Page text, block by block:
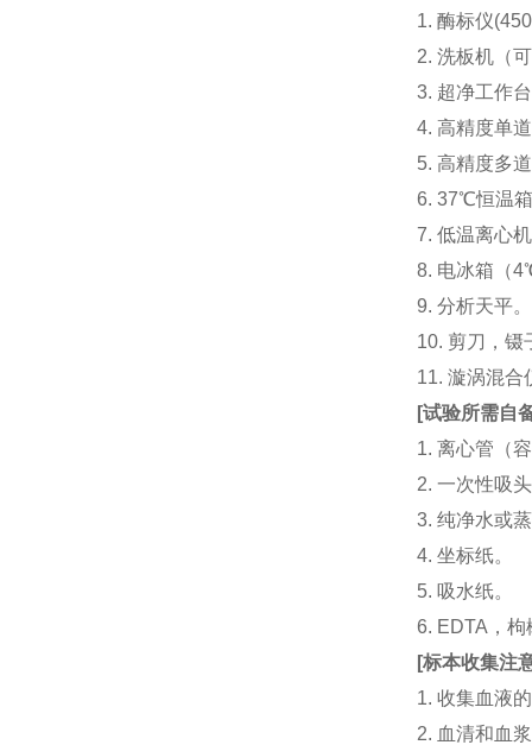
1. 酶标仪
2. 洗板机（
3. 超净工作
4. 高精度单
5. 高精度多
6. 37℃恒温
7. 低温离心
8. 电冰箱（
9. 分析天平。
10. 剪刀，镊
11. 漩涡混
[试验所需自
1. 离心管（
2. 一次性吸
3. 纯净水或
4. 坐标纸。
5. 吸水纸。
6. EDTA，
[标本收集注
1. 收集血液
2. 血清和血